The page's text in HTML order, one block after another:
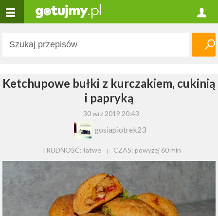
Ketchupowe bułki z kurczakiem, cukinią
i papryką
30 wrz 2019 20:43
gosiapiotrek23
TRUDNOŚĆ: łatwe CZAS: powyżej 60 min